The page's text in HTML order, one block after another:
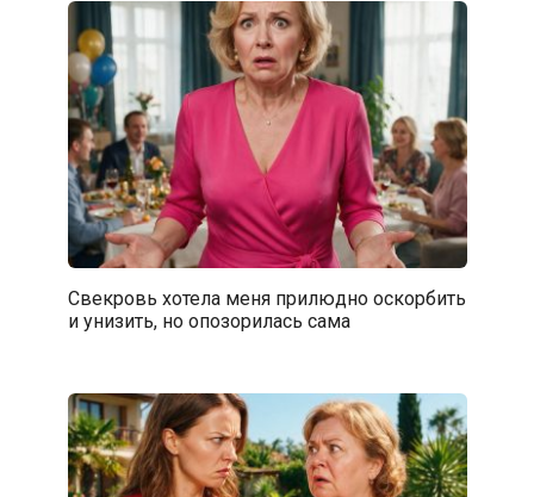
Свекровь хотела меня прилюдно оскорбить
и унизить, но опозорилась сама